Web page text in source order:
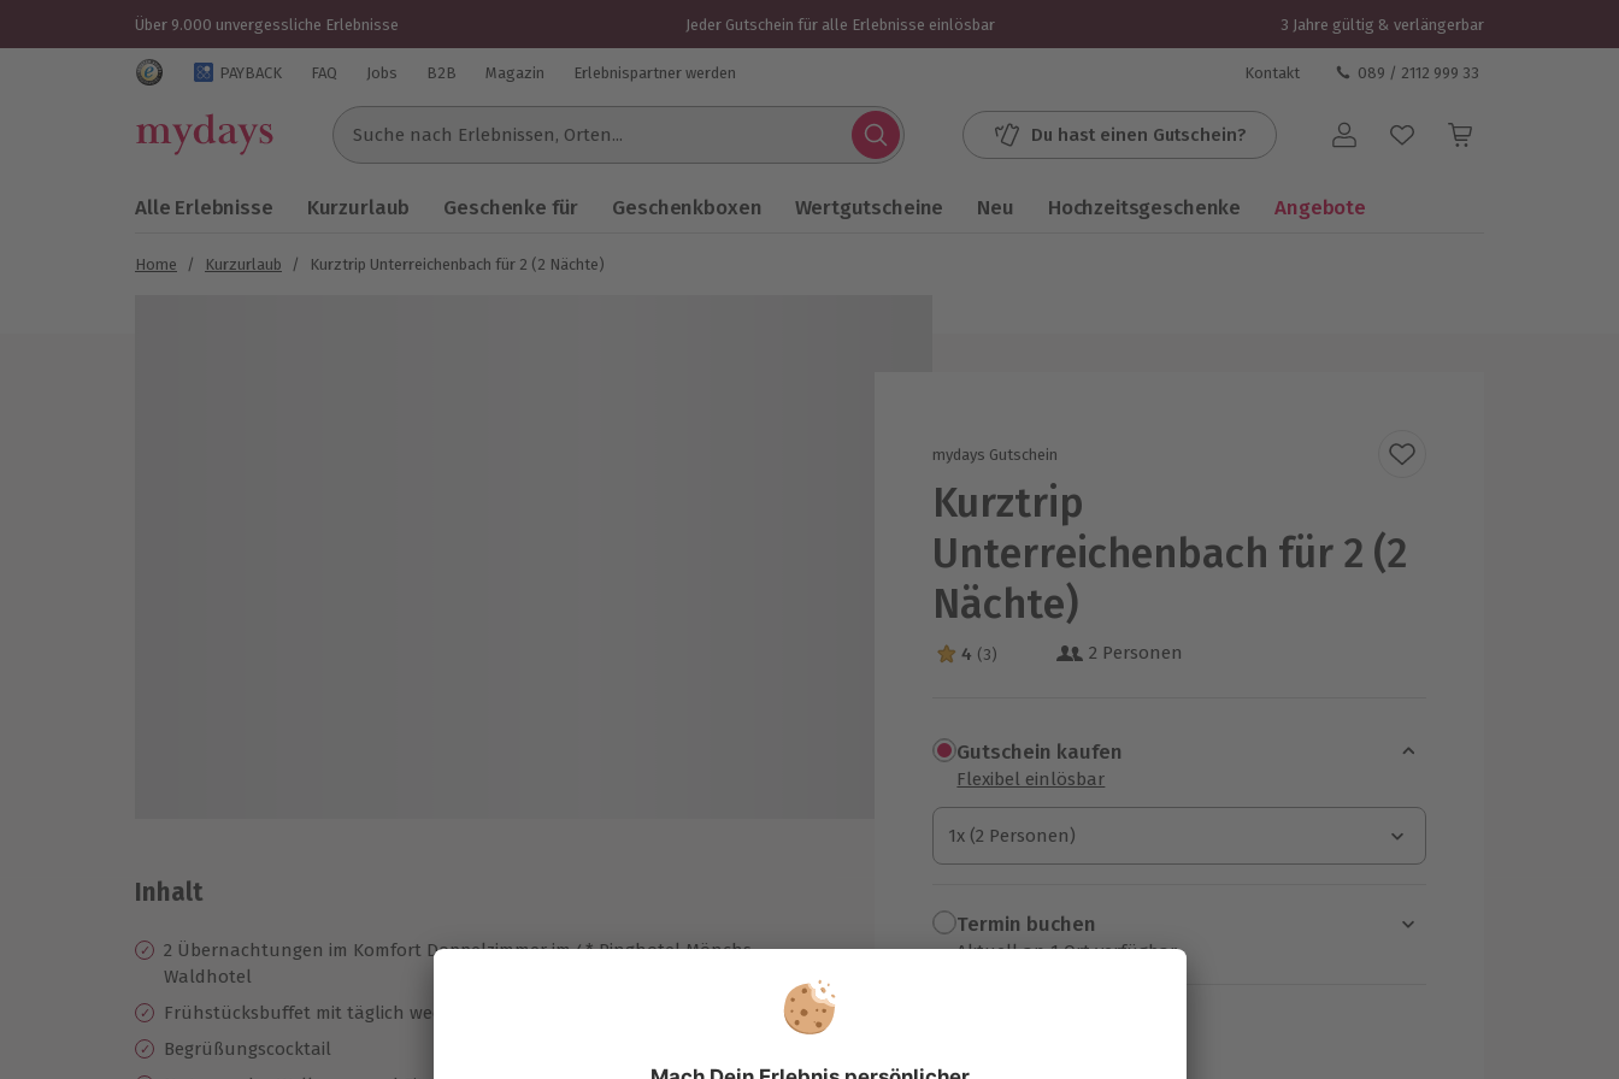
Über 9.000 unvergessliche Erlebnisse Jeder Gutschein für alle Erlebnisse einlösbar 3 Jahre gültig & verlängerbar
Trustedshops Bewertungen für mydays.de
PAYBACK FAQ Jobs B2B Magazin Erlebnispartner werden Kontakt 089 / 2112 999 33
Suche nach Erlebnissen...
Du hast einen Gutschein? Benutzerkonto
Alle Erlebnisse Kurzurlaub Geschenke für Geschenkboxen Wertgutscheine Neu Hochzeitsgeschenke Angebote
Home / Kurzurlaub / Kurztrip Unterreichenbach für 2 (2 Nächte)
mydays Gutschein
Kurztrip
Unterreichenbach für 2 (2
Nächte)
4 Sterne von 5 aus 3 Bewertungen
4 (3) 2 Personen
Gutschein kaufen
Flexibel einlösbar
1x (2 Personen)
1x (2 Personen)
1x (2 Personen)
Termin buchen
Aktuell an 1 Ort verfügbar
Inhalt
2 Übernachtungen im Komfort Doppelzimmer im 4* Ringhotel Mönchs
Waldhotel
Frühstücksbuffet mit täglich wechselnder Frühstücksecke
Begrüßungscocktail